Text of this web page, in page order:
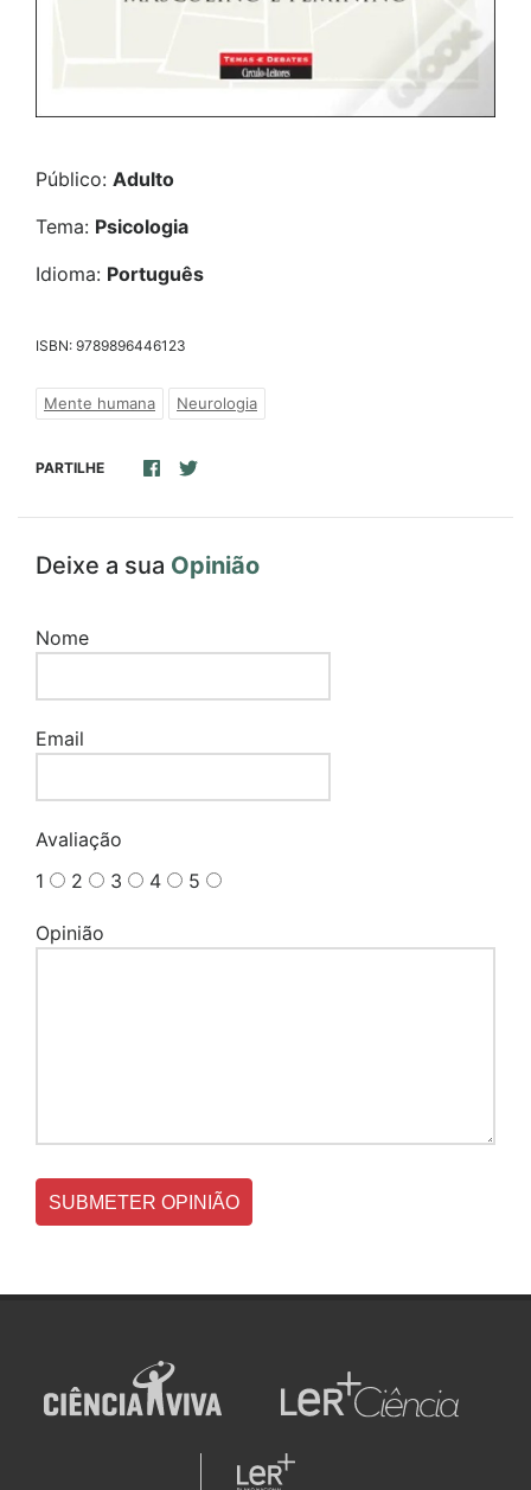
Público: Adulto
Tema: Psicologia
Idioma: Português
ISBN: 9789896446123
Mente humana Neurologia
PARTILHE
Deixe a sua Opinião
Nome
Email
Avaliação
1
2 3 4 5
Opinião
SUBMETER OPINIÃO